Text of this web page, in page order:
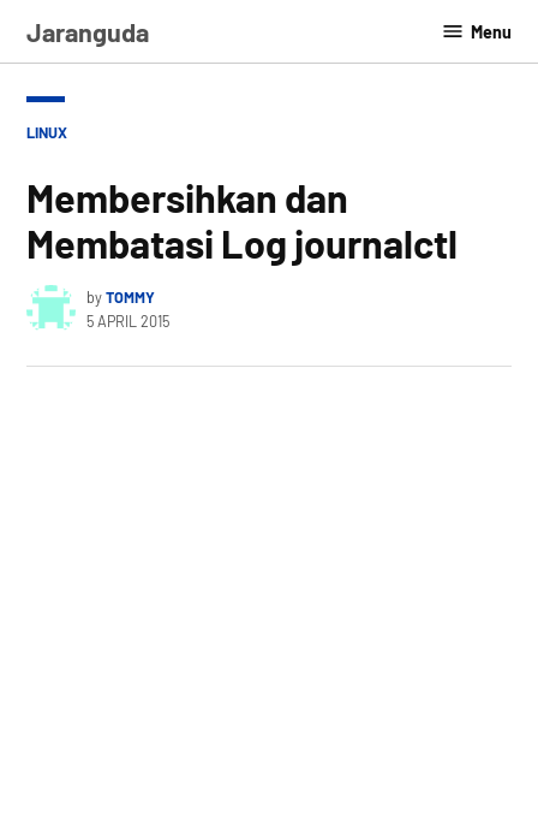
Jaranguda Menu
POSTED
LINUX
Membersihkan dan
Membatasi Log journalctl
byTOMMY
5 APRIL 2015